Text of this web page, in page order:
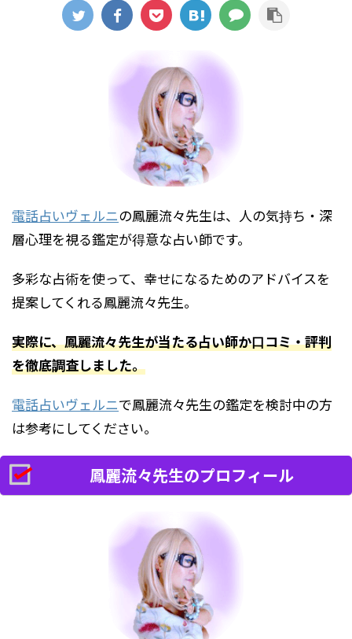
電話占いヴェルニの鳳麗流々先生は、人の気持ち・深
層心理を視る鑑定が得意な占い師です。
多彩な占術を使って、幸せになるためのアドバイスを
提案してくれる鳳麗流々先生。
実際に、鳳麗流々先生が当たる占い師か口コミ・評判
を徹底調査しました。
電話占いヴェルニで鳳麗流々先生の鑑定を検討中の方
は参考にしてください。
鳳麗流々先生のプロフィール